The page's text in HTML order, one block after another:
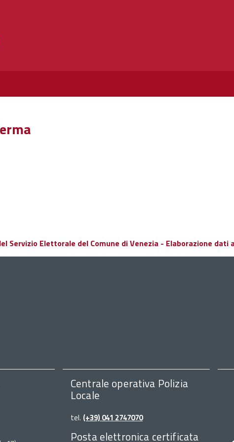
Elettorale del Comune di Venezia - Elaborazione dati
Centrale operativa Polizia
Locale
tel. (+39) 041 2747070
Posta elettronica certificata